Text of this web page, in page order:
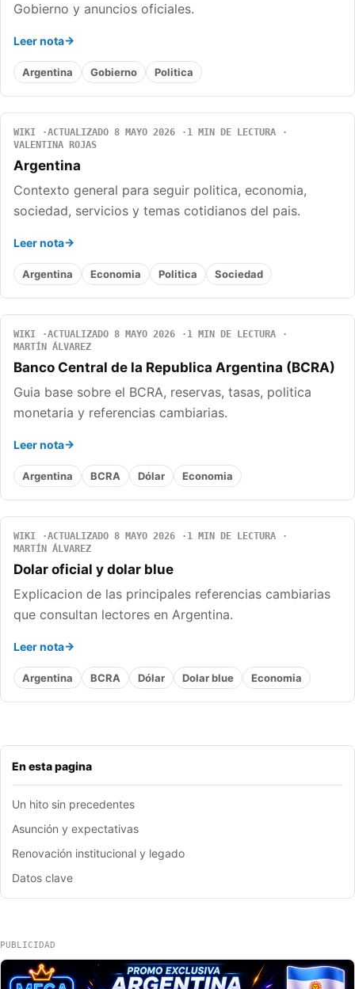
En esta pagina
Un hito sin precedentes
Asunción y expectativas
Renovación institucional y legado
Datos clave
Gobierno y anuncios oficiales.
Leer nota
Argentina Gobierno Politica
WIKI ACTUALIZADO 8 MAYO 2026
1 MIN DE LECTURA
VALENTINA ROJAS
Argentina
Contexto general para seguir politica, economia,
sociedad, servicios y temas cotidianos del pais.
Leer nota
Argentina Economia Politica Sociedad
WIKI ACTUALIZADO 8 MAYO 2026
1 MIN DE LECTURA
MARTÍN ÁLVAREZ
Banco Central de la Republica Argentina (BCRA)
Guia base sobre el BCRA, reservas, tasas, politica
monetaria y referencias cambiarias.
Leer nota
Argentina BCRA Dólar Economia
WIKI ACTUALIZADO 8 MAYO 2026
1 MIN DE LECTURA
MARTÍN ÁLVAREZ
Dolar oficial y dolar blue
Explicacion de las principales referencias cambiarias
que consultan lectores en Argentina.
Leer nota
Argentina BCRA Dólar Dolar blue Economia
PUBLICIDAD